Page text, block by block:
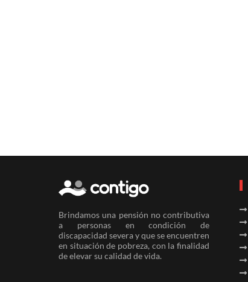
Brindamos una pensión no contributiva
a personas en condición de
discapacidad severa y que se encuentren
en situación de pobreza, con la finalidad
de elevar su calidad de vida.